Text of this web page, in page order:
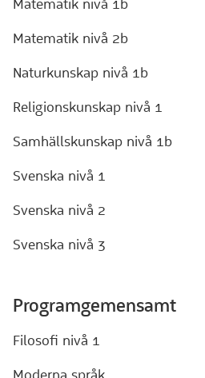
Matematik nivå 1b
Matematik nivå 2b
Naturkunskap nivå 1b
Religionskunskap nivå 1
Samhällskunskap nivå 1b
Svenska nivå 1
Svenska nivå 2
Svenska nivå 3
Programgemensamt
Filosofi nivå 1